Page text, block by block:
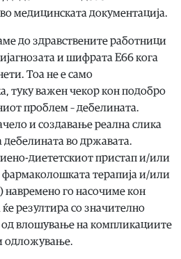
медицинската документација.
до здравствените работници
и шифрата Е66 кога
Тоа не е само
туку важен чекор кон подобро
проблем – дебелината.
и создавање реална слика
дебелината во државата.
диететскиот пристап и/или
фармаколошката терапија и/или
навремено го насочиме кон
резултира со значително
влошување на компликациите
одложување.